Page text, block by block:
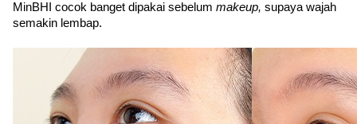
MinBHI cocok banget dipakai sebelum makeup, supaya wajah
semakin lembap.